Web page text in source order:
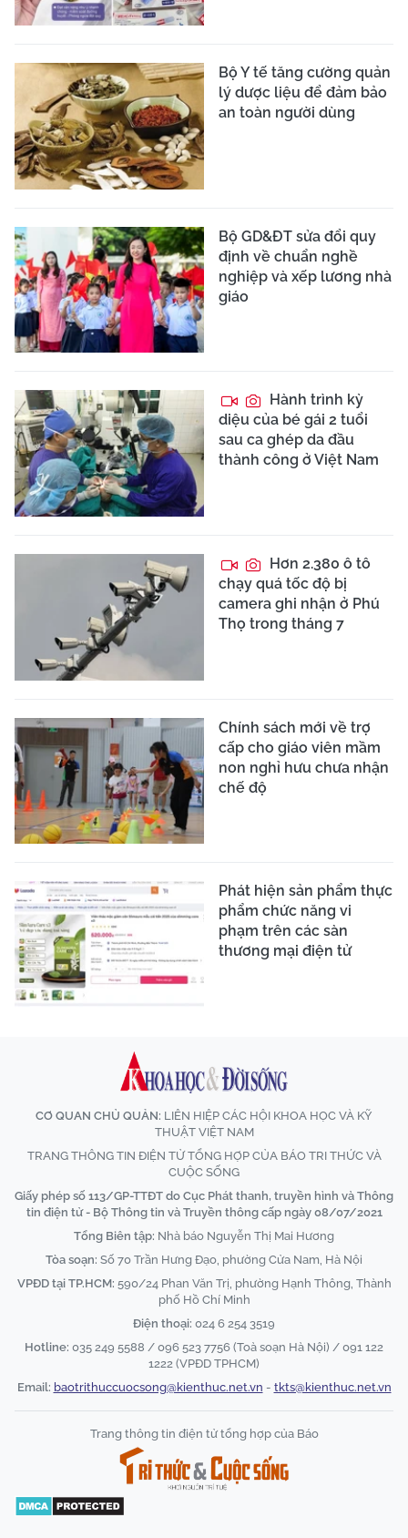
Bộ Y tế tăng cường quản
lý dược liệu để đảm bảo
an toàn người dùng
Bộ GD&ĐT sửa đổi quy
định về chuẩn nghề
nghiệp và xếp lương nhà
giáo
Hành trình kỳ
diệu của bé gái 2 tuổi
sau ca ghép da đầu
thành công ở Việt Nam
Hơn 2.380 ô tô
chạy quá tốc độ bị
camera ghi nhận ở Phú
Thọ trong tháng 7
Chính sách mới về trợ
cấp cho giáo viên mầm
non nghỉ hưu chưa nhận
chế độ
Phát hiện sản phẩm thực
phẩm chức năng vi
phạm trên các sàn
thương mại điện tử
CƠ QUAN CHỦ QUẢN: LIÊN HIỆP CÁC HỘI KHOA HỌC VÀ KỸ
THUẬT VIỆT NAM
TRANG THÔNG TIN ĐIỆN TỬ TỔNG HỢP CỦA BÁO TRI THỨC VÀ
CUỘC SỐNG
Giấy phép số 113/GP-TTĐT do Cục Phát thanh, truyền hình và Thông
tin điện tử - Bộ Thông tin và Truyền thông cấp ngày 08/07/2021
Tổng Biên tập: Nhà báo Nguyễn Thị Mai Hương
Tòa soạn: Số 70 Trần Hưng Đạo, phường Cửa Nam, Hà Nội
VPĐD tại TP.HCM: 590/24 Phan Văn Trị, phường Hạnh Thông, Thành
phố Hồ Chí Minh
Điện thoại: 024 6 254 3519
Hotline: 035 249 5588 / 096 523 7756 (Toà soạn Hà Nội) / 091 122
1222 (VPĐD TPHCM)
Email: baotrithuccuocsong@kienthuc.net.vn - tkts@kienthuc.net.vn
Trang thông tin điện tử tổng hợp của Báo